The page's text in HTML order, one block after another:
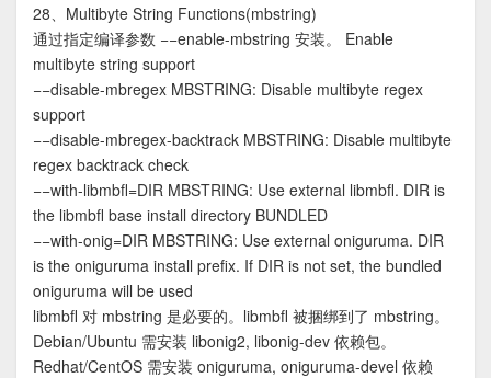
28、Multibyte String Functions(mbstring)
通过指定编译参数 −−enable-mbstring 安装。 Enable
multibyte string support
−−disable-mbregex MBSTRING: Disable multibyte regex
support
−−disable-mbregex-backtrack MBSTRING: Disable multibyte
regex backtrack check
−−with-libmbfl=DIR MBSTRING: Use external libmbfl. DIR is
the libmbfl base install directory BUNDLED
−−with-onig=DIR MBSTRING: Use external oniguruma. DIR
is the oniguruma install prefix. If DIR is not set, the bundled
oniguruma will be used
libmbfl 对 mbstring 是必要的。libmbfl 被捆绑到了 mbstring。
Debian/Ubuntu 需安装 libonig2, libonig-dev 依赖包。
Redhat/CentOS 需安装 oniguruma, oniguruma-devel 依赖